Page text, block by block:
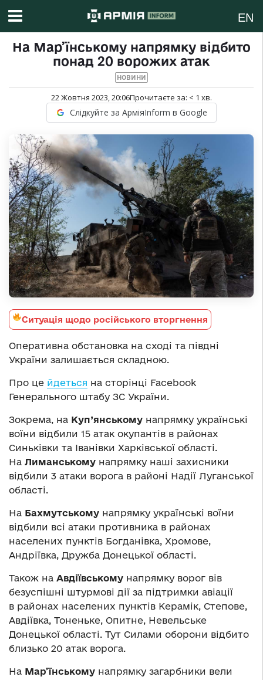
EN
На Мар’їнському напрямку відбито
понад 20 ворожих атак
НОВИНИ
22 Жовтня 2023, 20:06Прочитаєте за: < 1 хв.
Слідкуйте за АрміяInform в Google
Ситуація щодо російського вторгнення
Оперативна обстановка на сході та півдні
України залишається складною.
Про це йдеться на сторінці Facebook
Генерального штабу ЗС України.
Зокрема, на Куп’янському напрямку українські
воїни відбили 15 атак окупантів в районах
Синьківки та Іванівки Харківської області.
На Лиманському напрямку наші захисники
відбили 3 атаки ворога в районі Надії Луганської
області.
На Бахмутському напрямку українські воїни
відбили всі атаки противника в районах
населених пунктів Богданівка, Хромове,
Андріївка, Дружба Донецької області.
Також на Авдіївському напрямку ворог вів
безуспішні штурмові дії за підтримки авіації
в районах населених пунктів Керамік, Степове,
Авдіївка, Тоненьке, Опитне, Невельське
Донецької області. Тут Силами оборони відбито
близько 20 атак ворога.
На Мар’їнському напрямку загарбники вели